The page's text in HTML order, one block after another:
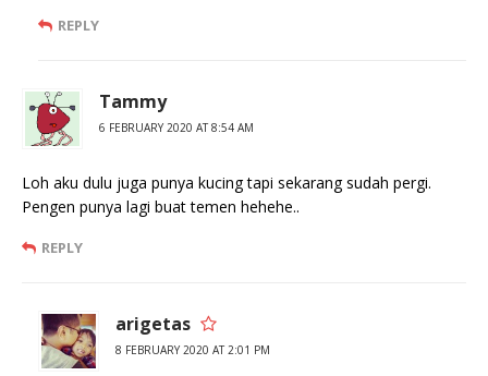
REPLY
Tammy
6 FEBRUARY 2020 AT 8:54 AM
Loh aku dulu juga punya kucing tapi sekarang sudah pergi.
Pengen punya lagi buat temen hehehe..
REPLY
arigetas
8 FEBRUARY 2020 AT 2:01 PM